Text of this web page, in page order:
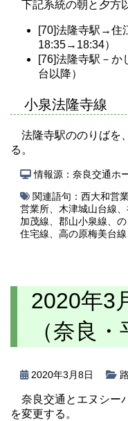
下記系統の朝と夕方
[70]法隆寺駅→住
18:35→18:34）
[76]法隆寺駅－か
台以降）
小泉法隆寺線
法隆寺駅ののりばを
る。
情報源：奈良交通ホ
関連語句： 西大和営
営業所
木津城山台線
加茂線
郡山小泉線
住宅線
高の原梅美台線
2020年3
（奈良・
2020年3月8日
奈良交通とエヌシー
を変更する。